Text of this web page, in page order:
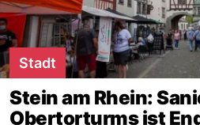
Stadt
Stein am Rhein:
Obertorturms ist